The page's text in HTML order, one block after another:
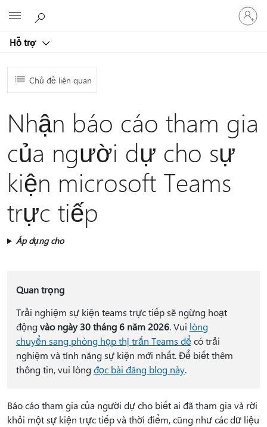
Hỗ trợ
Đăng
nhập
tài
Chủ đề liên quan
Nhận báo cáo tham gia
của người dự cho sự
kiện microsoft Teams
trực tiếp
Áp dụng cho
Quan trọng
Trải nghiệm sự kiện teams trực tiếp sẽ ngừng hoạt
độngvào ngày 30 tháng 6 năm 2026. Vui lòng
chuyển sang phòng họp thị trấn Teams đểcó trải
nghiệm và tính năng sự kiện mới nhất. Để biết thêm
thông tin, vui lòngđọc bài đăng blog này.
Báo cáo tham gia của người dự cho biết ai đã tham gia và rời
khỏi một sự kiện trực tiếp và thời điểm, cũng như các dữ liệu